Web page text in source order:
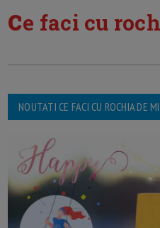
ce faci cu
NOUTATI CE FACI CU ROCHIA DE